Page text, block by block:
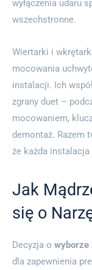
wyłączenia udaru
wszechstronne.
Wiertarki i
mocowania
instalacji. Ich
zgrany duet –
mocowaniem,
demontaż. Razem
że każda
Jak
się o
Decyzja o wyborze
dla zapewnienia